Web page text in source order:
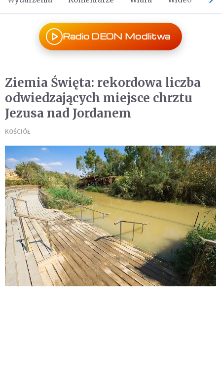
Radio DEON Modlitwa
Ziemia Święta: rekordowa liczba
odwiedzających miejsce chrztu
Jezusa nad Jordanem
KOŚCIÓŁ